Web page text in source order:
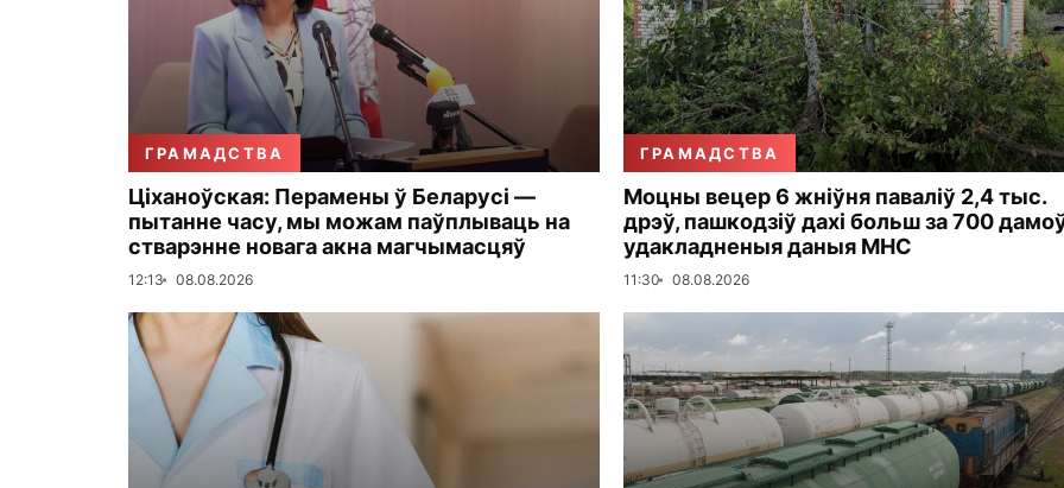
ГРАМАДСТВА
Ціханоўская: Перамены ў Беларусі —
пытанне часу, мы можам паўплываць на
стварэнне новага акна магчымасцяў
12:13 08.08.2026
ГРАМАДСТВА
Моцны вецер 6 жніўня паваліў 2,4 тыс.
дрэў, пашкодзіў дахі больш за 700
удакладненыя даныя МНС
11:30 08.08.2026